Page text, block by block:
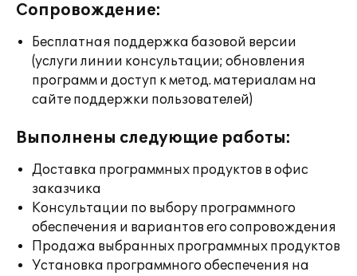
Сопровождение:
Бесплатная поддержка базовой версии
(услуги линии консультации; обновления
программ и доступ к метод. материалам на
сайте поддержки пользователей)
Выполнены следующие работы:
Доставка программных продуктов в офис
заказчика
Консультации по выбору программного
обеспечения и вариантов его сопровождения
Продажа выбранных программных продуктов
Установка программного обеспечения на